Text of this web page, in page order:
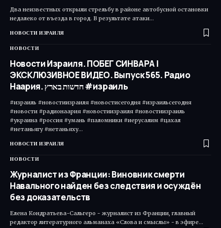
Два неизвестных открыли стрельбу в районе автобусной остановки
недалеко от въезда в город. В результате атаки…
НОВОСТИ ИЗРАИЛЯ
НОВОСТИ
Новости Израиля. ПОБЕГ СИНВАРА |
ЭКСКЛЮЗИВНОЕ ВИДЕО. Выпуск 565. Радио
Наария. חדשות בארץ #израиль
#израиль #новостиизраиля #новостисегодня #израильсегодня
#новости #радионаария #новостиизраиля #новостиизраиль
#украина #россия #умань #паломники #иерусалим #цахал
#нетаньягу #нетаньяху…
НОВОСТИ ИЗРАИЛЯ
НОВОСТИ
Журналист из Франции: Виновник смерти
Навального найден без следствия и осуждён
без доказательств
Елена Кондратьева-Сальгеро - журналист из Франции, главный
редактор литературного альманаха «Слова и смыслы» - в эфире…